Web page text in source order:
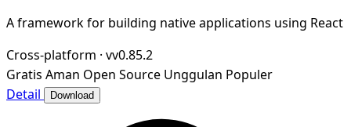
A framework for building native applications using React
Cross-platform · vv0.85.2
Gratis Aman Open Source Unggulan Populer
Detail
Download